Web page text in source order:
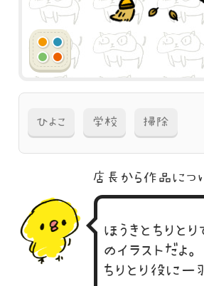
ひよこ 学校 掃除
店長から作品に つ
ほうきとちりと
のイラストだよ。
ちりとり役に一